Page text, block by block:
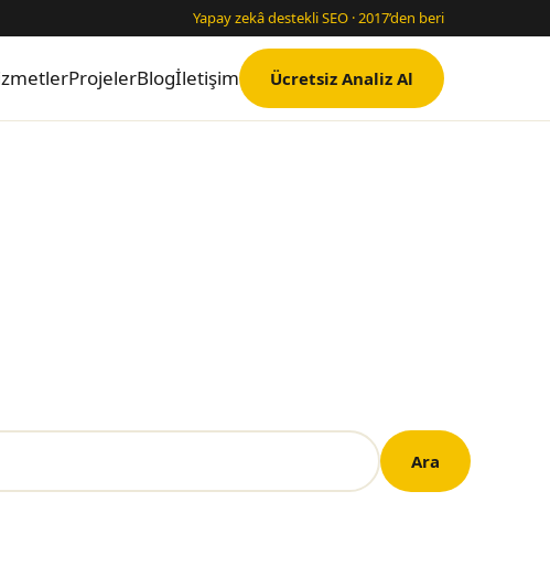
Yapay zekâ destekli SEO · 2017’den beri
ProjelerBlogİletişim Ücretsiz Analiz Al
Ara